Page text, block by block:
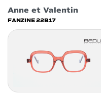
Anne et Valentin
FANZINE 22B17